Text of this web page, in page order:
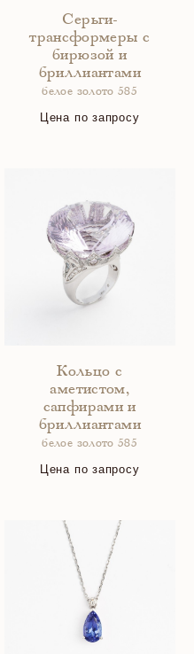
Серьги-
трансформеры с
бирюзой и
бриллиантами
белое золото 585
Цена по запросу
Кольцо с
аметистом,
сапфирами и
бриллиантами
белое золото 585
Цена по запросу